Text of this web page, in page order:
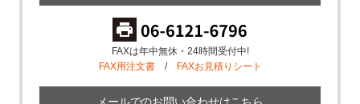
FAXは年中無休・24時間受付中!
FAX用注文書/ FAXお見積りシート
メールでのお問い合わせはこちら